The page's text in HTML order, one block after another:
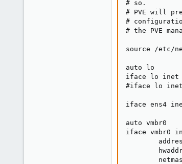
# so.
# PVE will
#
# the PVE
source /etc/
auto lo
iface lo inet
#iface lo
iface ens4
auto vmbr0
iface vmbr0